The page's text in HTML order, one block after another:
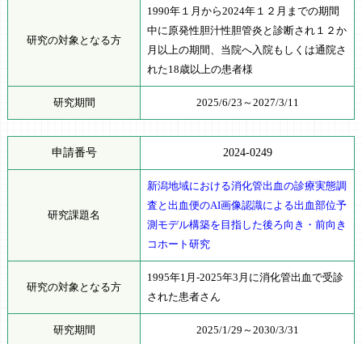
研究の対象となる方
1990年１月から2024年１２月までの期間
中に原発性胆汁性胆管炎と診断され１２か
月以上の期間、当院へ入院もしくは通院さ
れた18歳以上の患者様
研究期間 2025/6/23～2027/3/11
申請番号 2024-0249
研究課題名
新潟地域における消化管出血の診療実態調
査と出血便のAI画像認識による出血部位予
測モデル構築を目指した後ろ向き・前向き
コホート研究
研究の対象となる方
1995年1月-2025年3月に消化管出血で受診
された患者さん
研究期間 2025/1/29～2030/3/31